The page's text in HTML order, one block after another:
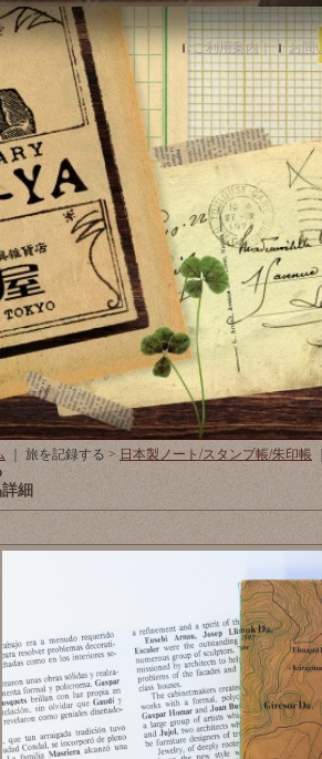
ご利用案内｜ お問
｜ 旅を記録する > 日本製ノート/スタンプ帳/朱印帳
細